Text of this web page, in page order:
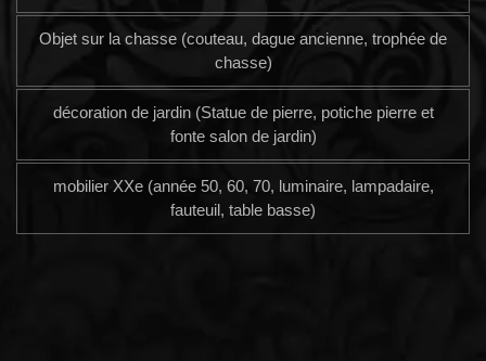
Objet sur la chasse (couteau, dague ancienne, trophée de
chasse)
décoration de jardin (Statue de pierre, potiche pierre et
fonte salon de jardin)
mobilier XXe (année 50, 60, 70, luminaire, lampadaire,
fauteuil, table basse)